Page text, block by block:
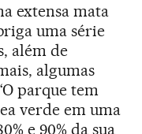
extensa mata
uma série
além de
algumas
parque tem
verde em uma
e 90% da sua